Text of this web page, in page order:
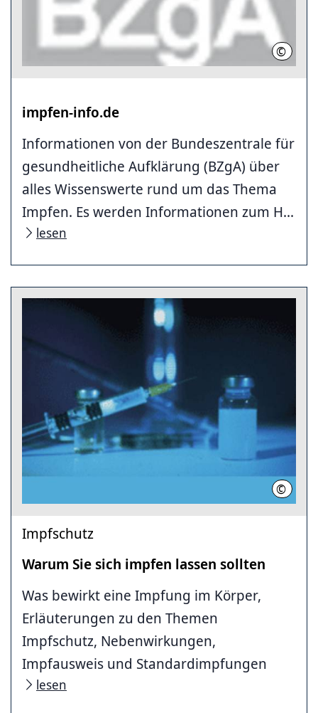
© BZgA
impfen-info.de
Informationen von der Bundeszentrale für
gesundheitliche Aufklärung (BZgA) über
alles Wissenswerte rund um das Thema
Impfen. Es werden Informationen zum H...
lesen
©
Impfschutz
Warum Sie sich impfen lassen sollten
Was bewirkt eine Impfung im Körper,
Erläuterungen zu den Themen
Impfschutz, Nebenwirkungen,
Impfausweis und Standardimpfungen
lesen